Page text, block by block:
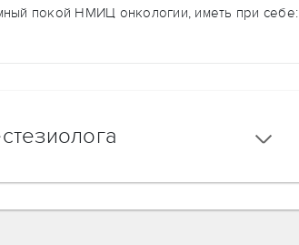
покой НМИЦ онкологии, иметь при себе: